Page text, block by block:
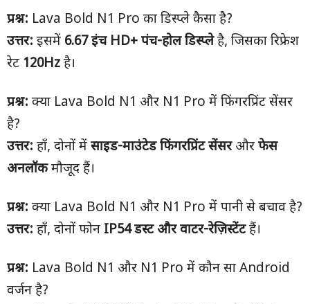
प्रश्न: Lava Bold N1 Pro का डिस्प्ले कैसा है?
उत्तर: इसमें 6.67इंच HD+ पंच-होल डिस्प्लेहै, जिसका रिफ्रेश
रेट 120Hz है।
प्रश्न: क्या Lava Bold N1 और N1 Pro में फिंगरप्रिंट सेंसर
है?
उत्तर: हाँ, दोनों में साइड-माउंटेड फिंगरप्रिंट सेंसरऔर फेस
अनलॉकमौजूद हैं।
प्रश्न: क्या Lava Bold N1 और N1 Pro में पानी से बचाव है?
उत्तर: हाँ, दोनों फोन IP54डस्ट और वाटर-रेज़िस्टेंटहैं।
प्रश्न: Lava Bold N1 और N1 Pro में कौन सा Android
वर्जन है?